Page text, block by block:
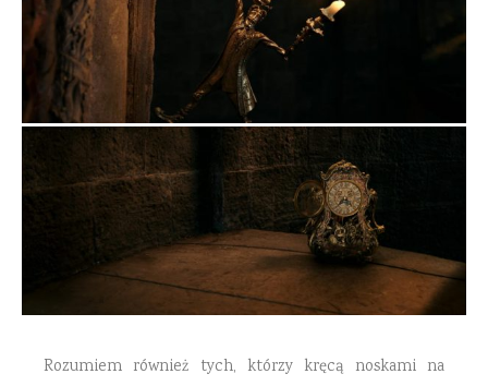
Rozumiem również tych, którzy kręcą noskami na